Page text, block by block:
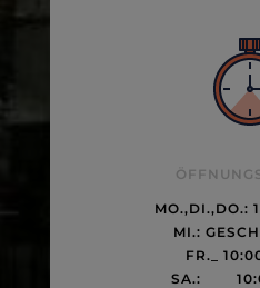
MO.,DI.,DO.:
MI.:
FR._
SA.: